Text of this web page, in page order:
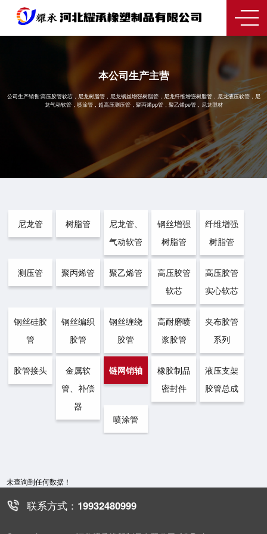
本公司生产主营
公司生产销售:高压胶管软芯，尼龙树脂管，尼龙钢丝增强树脂管，尼龙纤维增强树脂管，尼龙液压软管，尼
龙气动软管，喷涂管，超高压测压管，聚丙烯pp管，聚乙烯pe管，尼龙型材
尼龙管 树脂管
尼龙管、
气动软管
钢丝增强
树脂管
纤维增强
树脂管
测压管 聚丙烯管 聚乙烯管
高压胶管
软芯
高压胶管
实心软芯
钢丝硅胶
管
钢丝编织
胶管
钢丝缠绕
胶管
高耐磨喷
浆胶管
夹布胶管
系列
胶管接头
金属软
管、补偿
器
链网销轴
橡胶制品
密封件
液压支架
胶管总成
喷涂管
未查询到任何数据！
联系方式： 19932480999